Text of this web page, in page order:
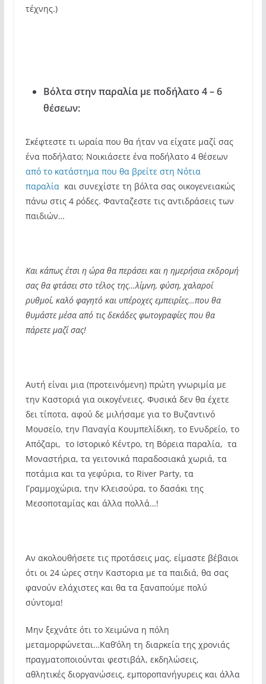
τέχνης.)
Βόλτα στην παραλία με ποδήλατο 4 – 6
θέσεων:
Σκέφτεστε τι ωραία που θα ήταν να είχατε μαζί σας
ένα ποδήλατο; Νοικιάσετε ένα ποδήλατο 4 θέσεων
από το κατάστημα που θα βρείτε στη Νότια
παραλία και συνεχίστε τη βόλτα σας οικογενειακώς
πάνω στις 4 ρόδες. Φανταζεστε τις αντιδράσεις των
παιδιών…
Και κάπως έτσι η ώρα θα περάσει και η ημερήσια εκδρομή
σας θα φτάσει στο τέλος της…λίμνη, φύση, χαλαροί
ρυθμοί, καλό φαγητό και υπέροχες εμπειρίες…που θα
θυμάστε μέσα από τις δεκάδες φωτογραφίες που θα
πάρετε μαζί σας!
Αυτή είναι μια (προτεινόμενη) πρώτη γνωριμία με
την Καστοριά για οικογένειες. Φυσικά δεν θα έχετε
δει τίποτα, αφού δε μιλήσαμε για το Βυζαντινό
Μουσείο, την Παναγία Κουμπελίδικη, το Ενυδρείο, το
Απόζαρι, το Ιστορικό Κέντρο, τη Βόρεια παραλία, τα
Μοναστήρια, τα γειτονικά παραδοσιακά χωριά, τα
ποτάμια και τα γεφύρια, το River Party, τα
Γραμμοχώρια, την Κλεισούρα, το δασάκι της
Μεσοποταμίας και άλλα πολλά…!
Αν ακολουθήσετε τις προτάσεις μας, είμαστε βέβαιοι
ότι οι 24 ώρες στην Καστορια με τα παιδιά, θα σας
φανούν ελάχιστες και θα τα ξαναπούμε πολύ
σύντομα!
Μην ξεχνάτε ότι το Χειμώνα η πόλη
μεταμορφώνεται…Καθ’όλη τη διαρκεία της χρονιάς
πραγματοποιούνται φεστιβάλ, εκδηλώσεις,
αθλητικές διοργανώσεις, εμποροπανήγυρεις και άλλα